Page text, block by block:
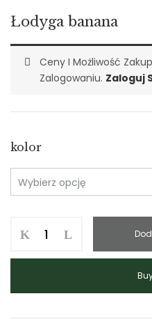
Łodyga banana
Ceny I Możliwość
Zalogowaniu. Zaloguj
kolor
Łodyga
banana